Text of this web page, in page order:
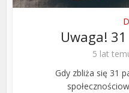
Uwaga!
5 lat
Gdy zbliża się 31